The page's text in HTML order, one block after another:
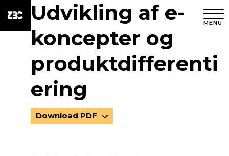
MENU
Udvikling af e-
koncepter og
produktdifferenti
ering
Download PDF